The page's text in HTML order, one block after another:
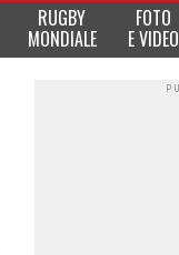
RUGBY
MONDIALE
FOTO
E VIDEO